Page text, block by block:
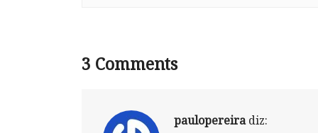
3 Comments
paulopereira diz: